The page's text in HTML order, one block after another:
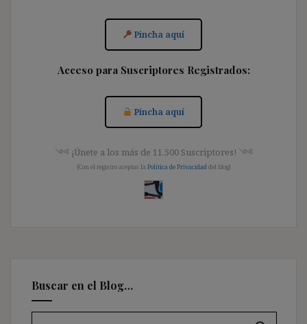
Pincha aquí
Acceso para Suscriptores Registrados:
Pincha aquí
༺ ¡Únete a los más de 11.500 Suscriptores! ༺
[Con el registro aceptas la Política de Privacidad del blog]
Buscar en el Blog…